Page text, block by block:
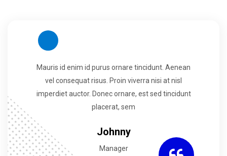
Mauris id enim id purus ornare tincidunt. Aenean
vel consequat risus. Proin viverra nisi at nisl
imperdiet auctor. Donec ornare, est sed tincidunt
placerat, sem
Joan Munna
CEO